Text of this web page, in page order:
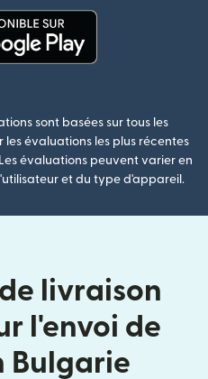
sont basées sur tous les
évaluations les plus récentes
évaluations peuvent varier en
et du type d'appareil.
livraison
l'envoi de
Bulgarie